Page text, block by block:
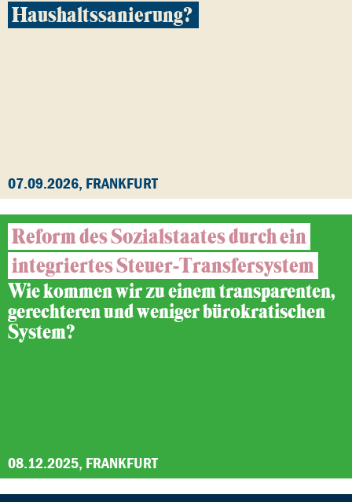
Haushaltssanierung?
07.09.2026, FRANKFURT
Reform des Sozialstaates durch ein
integriertes Steuer-Transfersystem
Wie kommen wir zu einem transparenten,
gerechteren und weniger bürokratischen
System?
08.12.2025, FRANKFURT